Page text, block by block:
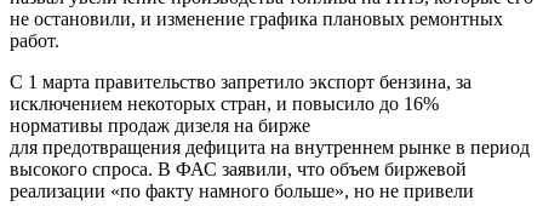
не остановили, и изменение графика плановых ремонтных
работ.
С 1 марта правительство запретило экспорт бензина, за
исключением некоторых стран, и повысило до 16%
нормативы продаж дизеля на бирже
для предотвращения дефицита на внутреннем рынке в период
высокого спроса. В ФАС заявили, что объем биржевой
реализации «по факту намного больше», но не привели